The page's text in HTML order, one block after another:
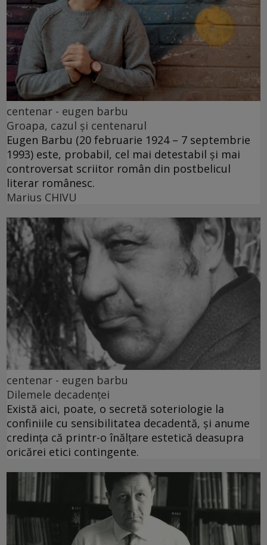
centenar - eugen barbu
Groapa, cazul și centenarul
Eugen Barbu (20 februarie 1924 – 7 septembrie
1993) este, probabil, cel mai detestabil și mai
controversat scriitor român din postbelicul
literar românesc.
Marius CHIVU
centenar - eugen barbu
Dilemele decadenței
Există aici, poate, o secretă soteriologie la
confiniile cu sensibilitatea decadentă, și anume
credința că printr-o înălțare estetică deasupra
oricărei etici contingente.